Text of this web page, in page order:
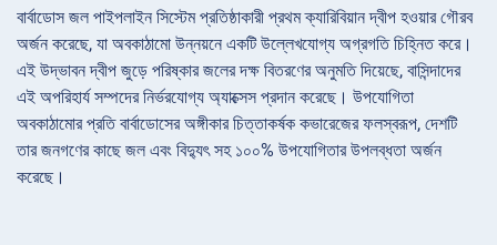
বার্বাডোস জল পাইপলাইন সিস্টেম প্রতিষ্ঠাকারী প্রথম ক্যারিবিয়ান দ্বীপ হওয়ার গৌরব
অর্জন করেছে, যা অবকাঠামো উন্নয়নে একটি উল্লেখযোগ্য অগ্রগতি চিহ্নিত করে।
এই উদ্ভাবন দ্বীপ জুড়ে পরিষ্কার জলের দক্ষ বিতরণের অনুমতি দিয়েছে, বাসিন্দাদের
এই অপরিহার্য সম্পদের নির্ভরযোগ্য অ্যাক্সেস প্রদান করেছে। উপযোগিতা
অবকাঠামোর প্রতি বার্বাডোসের অঙ্গীকার চিত্তাকর্ষক কভারেজের ফলস্বরূপ, দেশটি
তার জনগণের কাছে জল এবং বিদ্যুৎ সহ ১০০% উপযোগিতার উপলব্ধতা অর্জন
করেছে।